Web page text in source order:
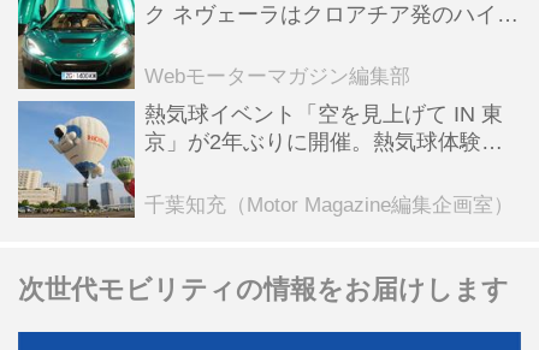
ク ネヴェーラはクロアチア発のハイパ
全版／115】
Webモーターマガジン編集部
熱気球イベント「空を見上げて IN 東
京」が2年ぶりに開催。熱気球体験搭
ンテンツも
千葉知充（Motor Magazine編集企画室）
次世代モビリティの情報をお届けします